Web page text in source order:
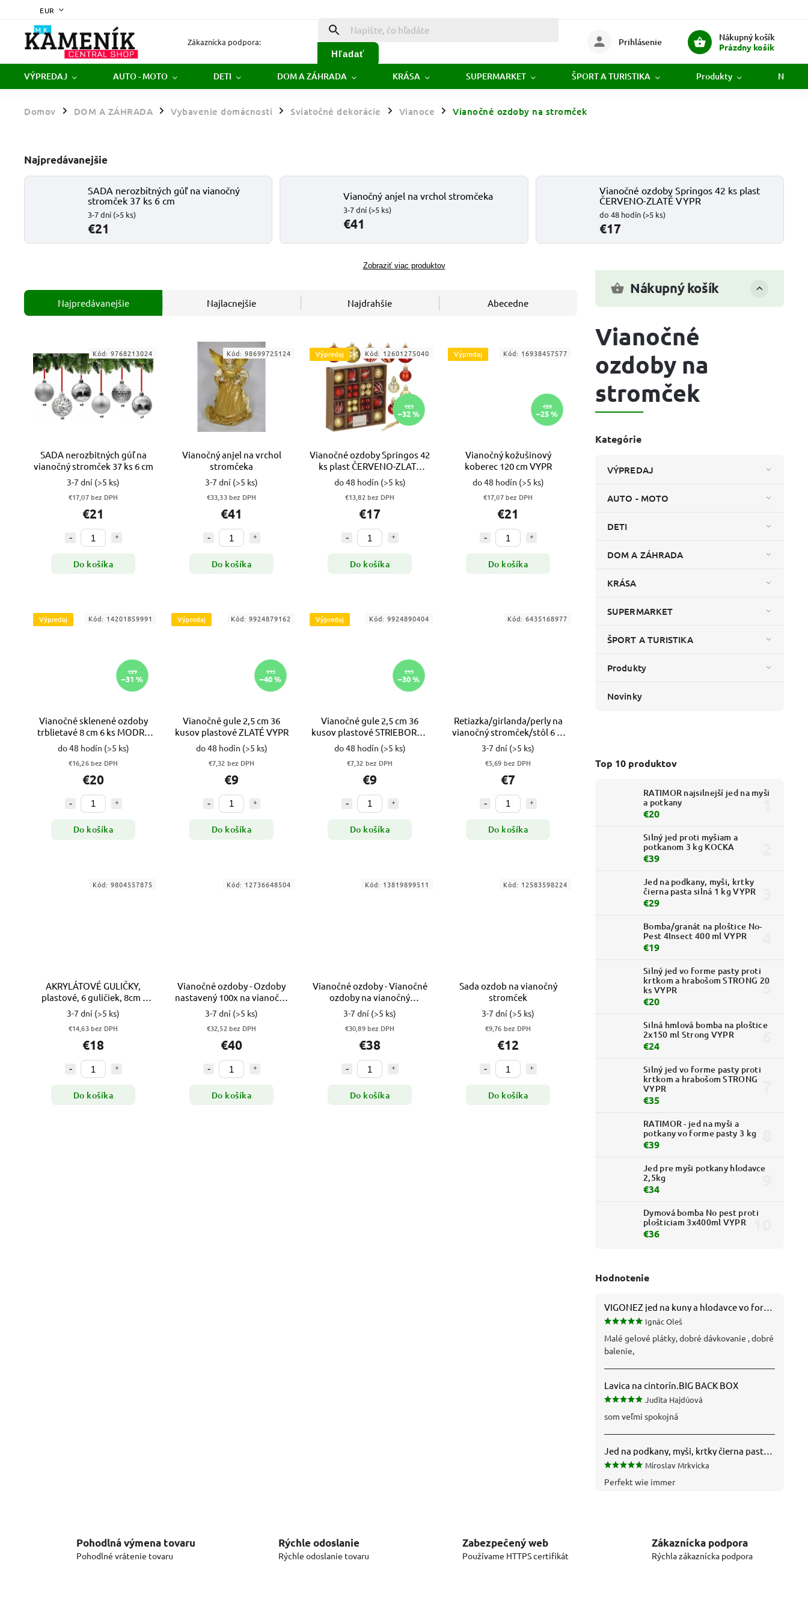
EUR
Zákaznícka podpora:
Hľadať
Nákupný košík
Prázdny košík
Prihlásenie
VÝPREDAJ AUTO - MOTO DETI DOM A ZÁHRADA KRÁSA SUPERMARKET ŠPORT A TURISTIKA Produkty
Domov / DOM A ZÁHRADA / Vybavenie domácnosti / Sviatočné dekorácie / Vianoce / Vianočné ozdoby na stromček
Najpredávanejšie
SADA nerozbitných gúľ na vianočný
stromček 37 ks 6 cm
3-7 dní (>5 ks)
€21
Vianočný anjel na vrchol stromčeka
3-7 dní (>5 ks)
€41
Vianočné ozdoby Springos 42 ks plast
ČERVENO-ZLATÉ VYPR
do 48 hodín (>5 ks)
€17
Zobraziť viac produktov
Nákupný košík
Vianočné
ozdoby na
stromček
Kategórie
VÝPREDAJ
AUTO - MOTO
DETI
DOM A ZÁHRADA
KRÁSA
SUPERMARKET
ŠPORT A TURISTIKA
Produkty
Novinky
Top 10 produktov
RATIMOR najsilnejší jed na myši
a potkany
€20
Silný jed proti myšiam a
potkanom 3 kg KOCKA
€39
Jed na podkany, myši, krtky
čierna pasta silná 1 kg VYPR
€29
Bomba/granát na ploštice No-
Pest 4Insect 400 ml VYPR
€19
Silný jed vo forme pasty proti
krtkom a hrabošom STRONG 20
ks VYPR
€20
Silná hmlová bomba na ploštice
2x150 ml Strong VYPR
€24
Silný jed vo forme pasty proti
krtkom a hrabošom STRONG
VYPR
€35
RATIMOR - jed na myši a
potkany vo forme pasty 3 kg
€39
Jed pre myši potkany hlodavce
2,5kg
€34
Dymová bomba No pest proti
plošticiam 3x400ml VYPR
€36
Hodnotenie
VIGONEZ jed na kuny a hlodavce vo forme pasty 1,5 kg
Ignác Oleš
Malé gelové plátky, dobré dávkovanie , dobré
balenie,
Lavica na cintorín.BIG BACK BOX
Judita Hajdúová
som veľmi spokojná
Jed na podkany, myši, krtky čierna pasta silná 1 kg VYPR
Miroslav Mrkvicka
Perfekt wie immer
Najpredávanejšie Najlacnejšie Najdrahšie Abecedne
SADA nerozbitných gúľ na
vianočný stromček 37 ks 6 cm
3-7 dní (>5 ks)
€17,07 bez DPH
€21
Do košíka
Kód: 9768213024
Vianočný anjel na vrchol
stromčeka
3-7 dní (>5 ks)
€33,33 bez DPH
€41
Do košíka
Kód: 98699725124 Výpredaj
€25
–32 %
Vianočné ozdoby Springos 42
ks plast ČERVENO-ZLATÉ
VYPR
do 48 hodín (>5 ks)
€13,82 bez DPH
€17
Do košíka
Kód: 12601275040 Výpredaj
€28
–25 %
Vianočný kožušinový
koberec 120 cm VYPR
do 48 hodín (>5 ks)
€17,07 bez DPH
€21
Do košíka
Kód: 16938457577
Výpredaj
€29
–31 %
Vianočné sklenené ozdoby
trblietavé 8 cm 6 ks MODRÉ
VYPR
do 48 hodín (>5 ks)
€16,26 bez DPH
€20
Do košíka
Kód: 14201859991 Výpredaj
€15
–40 %
Vianočné gule 2,5 cm 36
kusov plastové ZLATÉ VYPR
do 48 hodín (>5 ks)
€7,32 bez DPH
€9
Do košíka
Kód: 9924879162 Výpredaj
€13
–30 %
Vianočné gule 2,5 cm 36
kusov plastové STRIEBORNÉ
VYPR
do 48 hodín (>5 ks)
€7,32 bez DPH
€9
Do košíka
Kód: 9924890404
Retiazka/girlanda/perly na
vianočný stromček/stôl 6 m
ZLATÁ
3-7 dní (>5 ks)
€5,69 bez DPH
€7
Do košíka
Kód: 6435168977
AKRYLÁTOVÉ GULIČKY,
plastové, 6 guličiek, 8cm -
urob si sám
3-7 dní (>5 ks)
€14,63 bez DPH
€18
Do košíka
Kód: 9804557875
Vianočné ozdoby - Ozdoby
nastavený 100x na vianočný
stromček modrá čierna
3-7 dní (>5 ks)
€32,52 bez DPH
€40
Do košíka
Kód: 12736648504
Vianočné ozdoby - Vianočné
ozdoby na vianočný
stromček 29 ks sada
3-7 dní (>5 ks)
€30,89 bez DPH
€38
Do košíka
Kód: 13819899511
Sada ozdob na vianočný
stromček
3-7 dní (>5 ks)
€9,76 bez DPH
€12
Do košíka
Kód: 12583598224
Pohodlná výmena tovaru
Pohodlné vrátenie tovaru
Rýchle odoslanie
Rýchle odoslanie tovaru
Zabezpečený web
Používame HTTPS certifikát
Zákaznícka podpora
Rýchla zákaznícka podpora